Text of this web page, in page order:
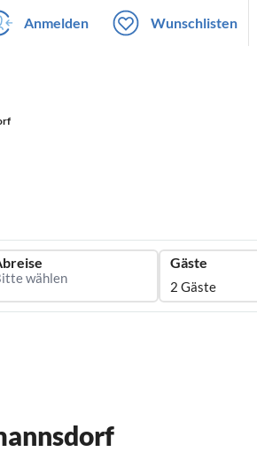
Anmelden Wunschlisten
Gäste
2 Gäste